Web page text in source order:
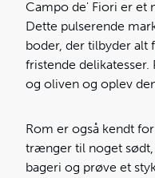
Campo de' Fiori er et
Dette pulserende
boder, der tilbyder alt
fristende
og oliven og oplev
Rom er også kendt
trænger til noget
bageri og prøve et